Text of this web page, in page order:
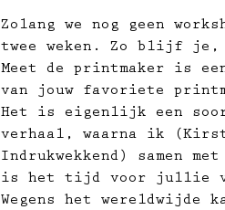
Zolang we nog geen
twee weken. Zo blijf je,
Meet de printmaker is
van jouw favoriete
Het is eigenlijk een
verhaal, waarna ik
Indrukwekkend) samen
is het tijd voor jullie
Wegens het wereldwijde